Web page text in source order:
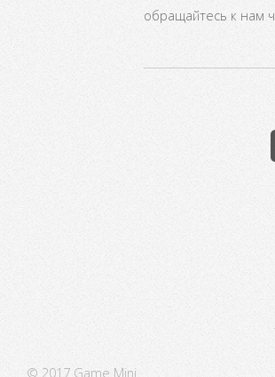
обращайтесь к нам
© 2017 Game Mini